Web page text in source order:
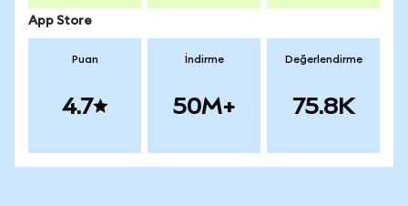
App Store
Puan
4.7
İndirme
50M+
Değerlendirme
75.8K